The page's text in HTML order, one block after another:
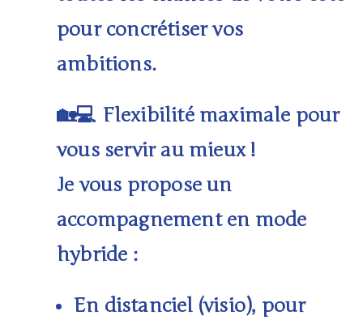
pour concrétiser vos
ambitions.
🏡💻 Flexibilité maximale pour
vous servir au mieux !
Je vous propose un
accompagnement en mode
hybride :
En distanciel (visio), pour